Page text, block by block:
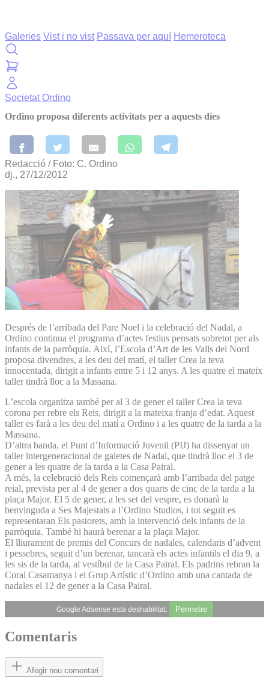
Galeries Vist i no vist Passava per aquí Hemeroteca
SocietatOrdino
Ordino proposa diferents activitats per a aquests dies
Redacció / Foto: C. Ordino
dj., 27/12/2012
Després de l’arribada del Pare Noel i la celebració del Nadal, a
Ordino continua el programa d’actes festius pensats sobretot per als
infants de la parròquia. Així, l’Escola d’Art de les Valls del Nord
proposa divendres, a les deu del matí, el taller Crea la teva
innocentada, dirigit a infants entre 5 i 12 anys. A les quatre el mateix
taller tindrà lloc a la Massana.
L’escola organitza també per al 3 de gener el taller Crea la teva
corona per rebre els Reis, dirigit a la mateixa franja d’edat. Aquest
taller es farà a les deu del matí a Ordino i a les quatre de la tarda a la
Massana.
D’altra banda, el Punt d’Informació Juvenil (PIJ) ha dissenyat un
taller intergeneracional de galetes de Nadal, que tindrà lloc el 3 de
gener a les quatre de la tarda a la Casa Pairal.
A més, la celebració dels Reis començarà amb l’arribada del patge
reial, prevista per al 4 de gener a dos quarts de cinc de la tarda a la
plaça Major. El 5 de gener, a les set del vespre, es donarà la
benvinguda a Ses Majestats a l’Ordino Studios, i tot seguit es
representaran Els pastorets, amb la intervenció dels infants de la
parròquia. També hi haurà berenar a la plaça Major.
El lliurament de premis del Concurs de nadales, calendaris d’advent
i pessebres, seguit d’un berenar, tancarà els actes infantils el dia 9, a
les sis de la tarda, al vestíbul de la Casa Pairal. Els padrins rebran la
Coral Casamanya i el Grup Artístic d’Ordino amb una cantada de
nadales el 12 de gener a la Casa Pairal.
Google Adsense està deshabilitat. Permetre
Comentaris
Afegir nou comentari